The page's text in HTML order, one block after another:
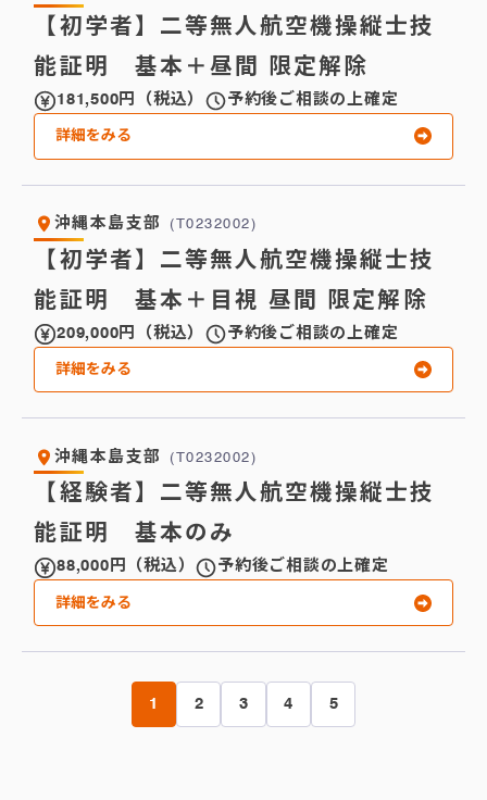
【初学者】二等無人航空機操縦士技
能証明 基本＋昼間 限定解除
181,500円（税込） 予約後ご相談の上確定
詳細をみる
沖縄本島支部 (T0232002)
【初学者】二等無人航空機操縦士技
能証明 基本＋目視 昼間 限定解除
209,000円（税込） 予約後ご相談の上確定
詳細をみる
沖縄本島支部 (T0232002)
【経験者】二等無人航空機操縦士技
能証明 基本のみ
88,000円（税込） 予約後ご相談の上確定
詳細をみる
1 2 3 4 5